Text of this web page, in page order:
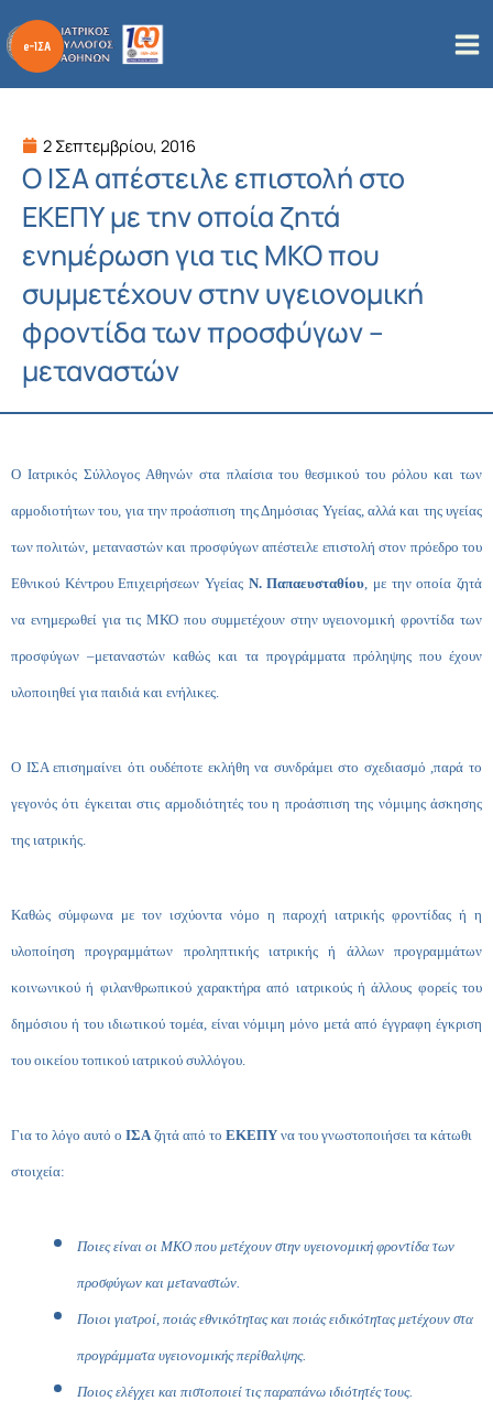
στο
περιεχόμενο
2 Σεπτεμβρίου, 2016
Ο ΙΣΑ απέστειλε επιστολή στο
ΕΚΕΠΥ με την οποία ζητά
ενημέρωση για τις ΜΚΟ που
συμμετέχουν στην υγειονομική
φροντίδα των προσφύγων –
μεταναστών
Ο Ιατρικός Σύλλογος Αθηνών στα πλαίσια του θεσμικού του ρόλου και των
αρμοδιοτήτων του, για την προάσπιση της Δημόσιας Υγείας, αλλά και της υγείας
των πολιτών, μεταναστών και προσφύγων απέστειλε επιστολή στον πρόεδρο του
Εθνικού Κέντρου Επιχειρήσεων Υγείας Ν. Παπαευσταθίου, με την οποία ζητά
να ενημερωθεί για τις ΜΚΟ που συμμετέχουν στην υγειονομική φροντίδα των
προσφύγων –μεταναστών καθώς και τα προγράμματα πρόληψης που έχουν
υλοποιηθεί για παιδιά και ενήλικες.
Ο ΙΣΑ επισημαίνει ότι ουδέποτε εκλήθη να συνδράμει στο σχεδιασμό ,παρά το
γεγονός ότι έγκειται στις αρμοδιότητές του η προάσπιση της νόμιμης άσκησης
της ιατρικής.
Καθώς σύμφωνα με τον ισχύοντα νόμο η παροχή ιατρικής φροντίδας ή η
υλοποίηση προγραμμάτων προληπτικής ιατρικής ή άλλων προγραμμάτων
κοινωνικού ή φιλανθρωπικού χαρακτήρα από ιατρικούς ή άλλους φορείς του
δημόσιου ή του ιδιωτικού τομέα, είναι νόμιμη μόνο μετά από έγγραφη έγκριση
του οικείου τοπικού ιατρικού συλλόγου.
Για το λόγο αυτό ο ΙΣΑζητά από το ΕΚΕΠΥ να του γνωστοποιήσει τα κάτωθι
στοιχεία:
Ποιες είναι οι ΜΚΟ που μετέχουν στην υγειονομική φροντίδα των
προσφύγων και μεταναστών.
Ποιοι γιατροί, ποιάς εθνικότητας και ποιάς ειδικότητας μετέχουν στα
προγράμματα υγειονομικής περίθαλψης.
Ποιος ελέγχει και πιστοποιεί τις παραπάνω ιδιότητές τους.